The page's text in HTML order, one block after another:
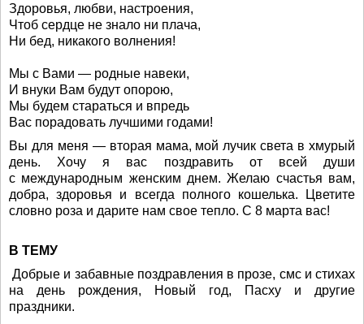
Здоровья, любви, настроения,
Чтоб сердце не знало ни плача,
Ни бед, никакого волнения!
Мы с Вами — родные навеки,
И внуки Вам будут опорою,
Мы будем стараться и впредь
Вас порадовать лучшими годами!
Вы для меня — вторая мама, мой лучик света в хмурый
день. Хочу я вас поздравить от всей души
с международным женским днем. Желаю счастья вам,
добра, здоровья и всегда полного кошелька. Цветите
словно роза и дарите нам свое тепло. С 8 марта вас!
В ТЕМУ
Добрые и забавные поздравления в прозе, смс и стихах
на день рождения, Новый год, Пасху и другие
праздники.